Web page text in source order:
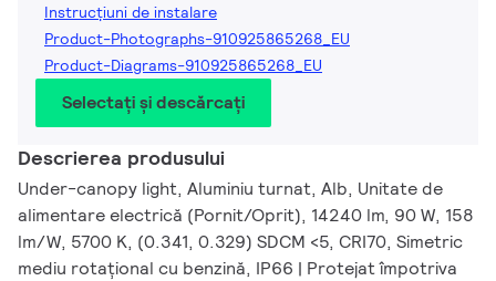
Instrucțiuni de instalare
Product-Photographs-910925865268_EU
Product-Diagrams-910925865268_EU
Selectați și descărcați
Descrierea produsului
Under-canopy light, Aluminiu turnat, Alb, Unitate de
alimentare electrică (Pornit/Oprit), 14240 lm, 90 W, 158
lm/W, 5700 K, (0.341, 0.329) SDCM <5, CRI70, Simetric
mediu rotațional cu benzină, IP66 | Protejat împotriva